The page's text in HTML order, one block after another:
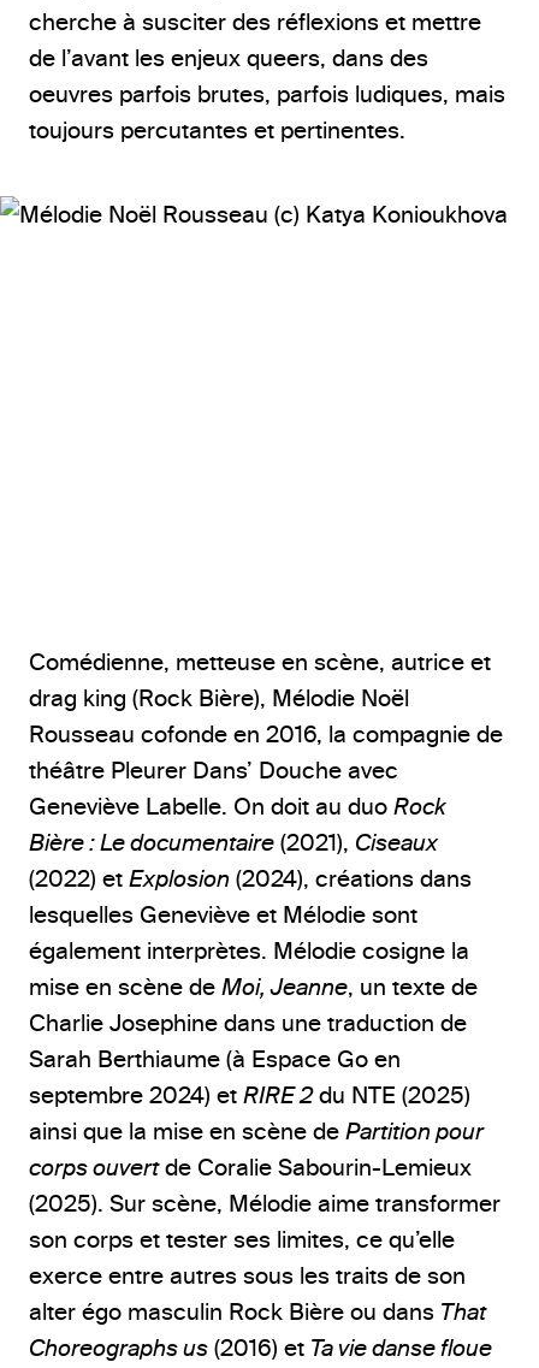
cherche à susciter des réflexions et mettre
de l’avant les enjeux queers, dans des
oeuvres parfois brutes, parfois ludiques, mais
toujours percutantes et pertinentes.
Comédienne, metteuse en scène, autrice et
drag king (Rock Bière), Mélodie Noël
Rousseau cofonde en 2016, la compagnie de
théâtre Pleurer Dans’ Douche avec
Geneviève Labelle. On doit au duo Rock
Bière : Le documentaire (2021), Ciseaux
(2022) et Explosion (2024), créations dans
lesquelles Geneviève et Mélodie sont
également interprètes. Mélodie cosigne la
mise en scène de Moi, Jeanne, un texte de
Charlie Josephine dans une traduction de
Sarah Berthiaume (à Espace Go en
septembre 2024) et RIRE 2du NTE (2025)
ainsi que la mise en scène de Partition pour
corps ouvertde Coralie Sabourin-Lemieux
(2025). Sur scène, Mélodie aime transformer
son corps et tester ses limites, ce qu’elle
exerce entre autres sous les traits de son
alter égo masculin Rock Bière ou dans That
Choreographs us (2016) et Ta vie danse floue